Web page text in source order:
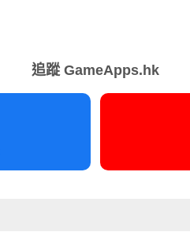
追蹤 GameApps.hk